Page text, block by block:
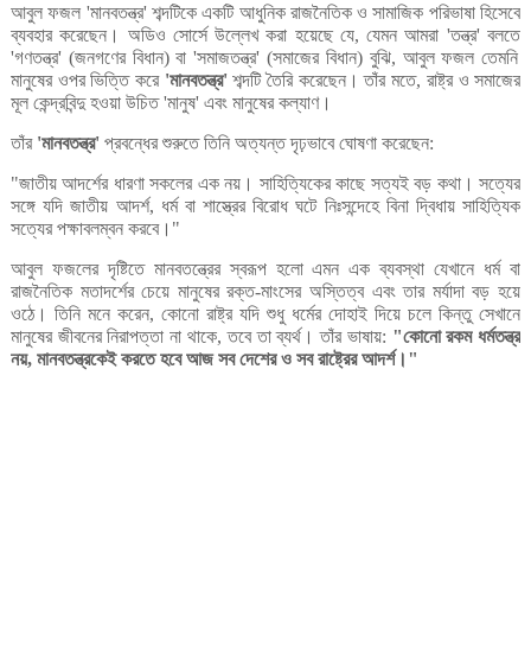
আবুল ফজল 'মানবতন্ত্র' শব্দটিকে একটি আধুনিক রাজনৈতিক ও সামাজিক পরিভাষা হিসেবে
ব্যবহার করেছেন। অডিও সোর্সে উল্লেখ করা হয়েছে যে,যেমন আমরা 'তন্ত্র'বলতে
'গণতন্ত্র' (জনগণের বিধান)বা 'সমাজতন্ত্র' (সমাজের বিধান) বুঝি, আবুল ফজল তেমনি
মানুষের ওপর ভিত্তি করে 'মানবতন্ত্র' শব্দটি তৈরি করেছেন। তাঁর মতে, রাষ্ট্র ও সমাজের
মূল কেন্দ্রবিন্দু হওয়া উচিত'মানুষ' এবং মানুষের কল্যাণ।
তাঁর 'মানবতন্ত্র' প্রবন্ধের শুরুতে তিনি অত্যন্ত দৃঢ়ভাবে ঘোষণা করেছেন:
"জাতীয় আদর্শের ধারণা সকলের এক নয়। সাহিত্যিকের কাছে সত্যই বড় কথা। সত্যের
সঙ্গে যদি জাতীয় আদর্শ, ধর্ম বা শাস্ত্রের বিরোধ ঘটে নিঃসন্দেহে বিনা দ্বিধায় সাহিত্যিক
সত্যের পক্ষাবলম্বন করবে। "
আবুল ফজলের দৃষ্টিতে মানবতন্ত্রের স্বরূপ হলো এমন এক ব্যবস্থা যেখানে ধর্ম বা
রাজনৈতিক মতাদর্শের চেয়ে মানুষের রক্ত-মাংসের অস্তিত্ব এবং তার মর্যাদা বড় হয়ে
ওঠে। তিনি মনে করেন,কোনো রাষ্ট্র যদি শুধু ধর্মের দোহাই দিয়ে চলে কিন্তু সেখানে
মানুষের জীবনের নিরাপত্তা না থাকে,তবে তা ব্যর্থ। তাঁর ভাষায়: "কোনো রকম ধর্মতন্ত্র
নয়, মানবতন্ত্রকেই করতে হবে আজ সব দেশের ও সব রাষ্ট্রের আদর্শ। "